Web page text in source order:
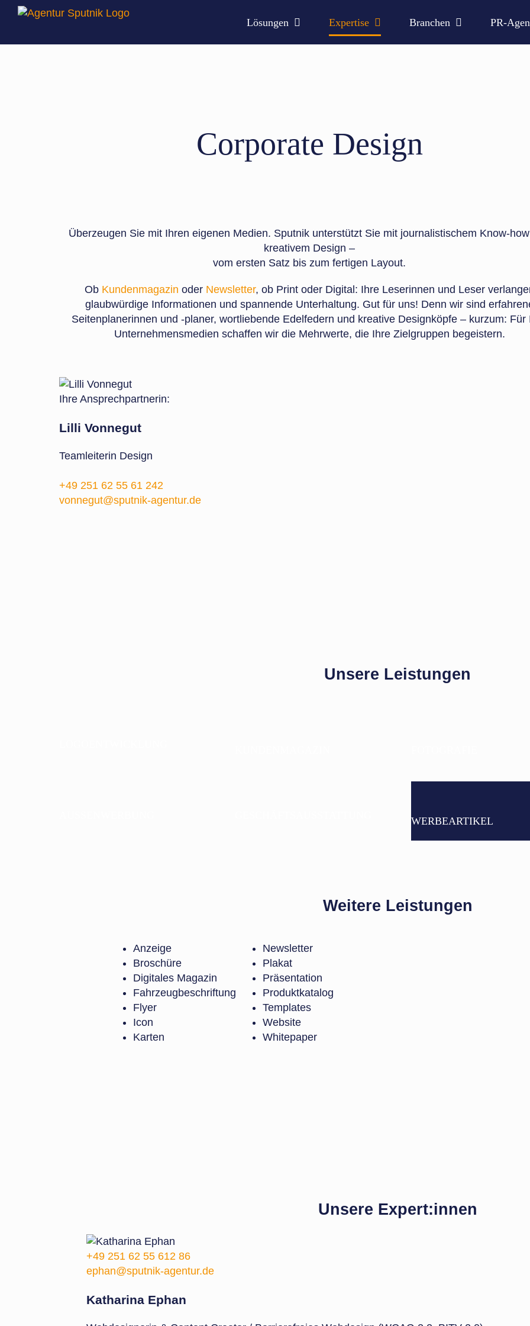
Zum
Lösungen Expertise Branchen PR-
Corporate Design
Überzeugen Sie mit Ihren eigenen Medien. Sputnik unterstützt Sie mit journalistischem Know-
kreativem Design –
vom ersten Satz bis zum fertigen Layout.
Ob Kundenmagazin oder Newsletter, ob Print oder Digital: Ihre Leserinnen und Leser
glaubwürdige Informationen und spannende Unterhaltung. Gut für uns! Denn wir sind
Seitenplanerinnen und -planer, wortliebende Edelfedern und kreative Designköpfe – kurzum: Für
Unternehmensmedien schaffen wir die Mehrwerte, die Ihre Zielgruppen begeistern.
Ihre Ansprechpartnerin:
Lilli Vonnegut
Teamleiterin Design
+49 251 62 55 61 242
vonnegut@sputnik-agentur.de
Unsere Leistungen
WERBEARTIKEL
Weitere Leistungen
Anzeige
Broschüre
Digitales Magazin
Fahrzeugbeschriftung
Flyer
Icon
Karten
Newsletter
Plakat
Präsentation
Produktkatalog
Templates
Website
Whitepaper
Unsere Expert:innen
+49 251 62 55 612 86
ephan@sputnik-agentur.de
Katharina Ephan